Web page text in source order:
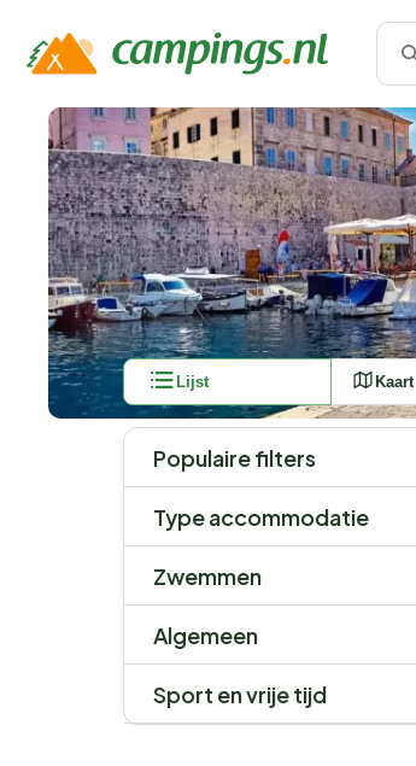
Lijst Kaart
Populaire filters
Type accommodatie
Zwemmen
Algemeen
Sport en vrije tijd